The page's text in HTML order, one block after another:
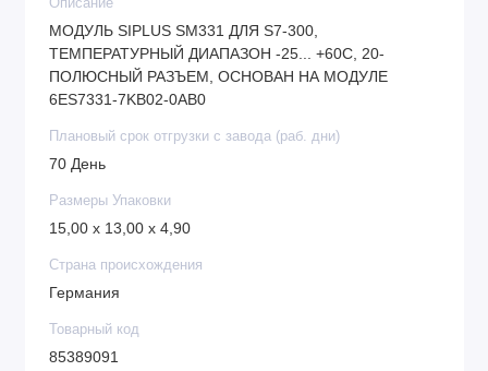
Описание
МОДУЛЬ SIPLUS SM331 ДЛЯ S7-300,
ТЕМПЕРАТУРНЫЙ ДИАПАЗОН -25... +60С, 20-
ПОЛЮСНЫЙ РАЗЪЕМ, ОСНОВАН НА МОДУЛЕ
6ES7331-7KB02-0AB0
Плановый срок отгрузки с завода (раб. дни)
70 День
Размеры Упаковки
15,00 x 13,00 x 4,90
Страна происхождения
Германия
Товарный код
85389091